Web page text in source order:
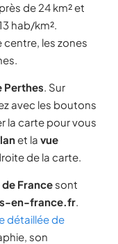
de 24 km² et
hab/km².
centre, les zones
Perthes. Sur
avec les boutons
la carte pour vous
et la vue
de la carte.
France sont
en-france.fr.
détaillée de
son